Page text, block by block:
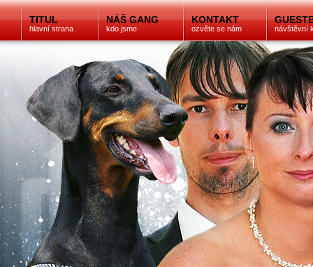
TITUL
hlavní strana
NÁŠ GANG
kdo jsme
KONTAKT
ozvěte se nám návštěvní